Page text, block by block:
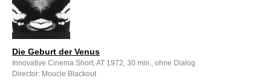
Die Geburt der Venus
Innovative Cinema Short, AT 1972, 30 min., ohne Dialog
Director: Moucle Blackout